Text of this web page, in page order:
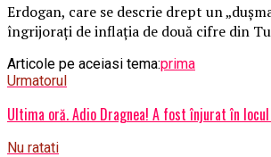
Erdogan, care se descrie drept un
îngrijoraţi de inflaţia de două cifre din
Articole pe aceiasi tema:prima
Urmatorul
Ultima oră. Adio Dragnea! A fost înjurat în
Nu ratati